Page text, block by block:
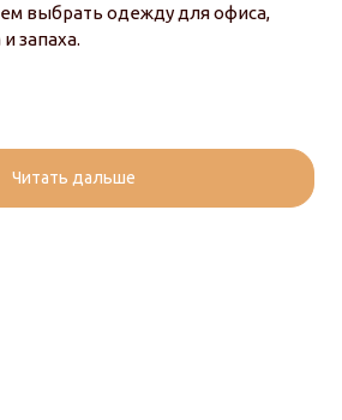
выбрать одежду для офиса,
запаха.
Читать дальше